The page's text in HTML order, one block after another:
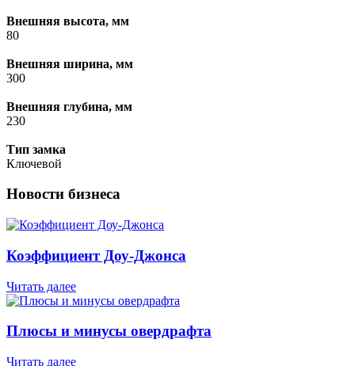
Внешняя высота, мм
80
Внешняя ширина, мм
300
Внешняя глубина, мм
230
Тип замка
Ключевой
Новости бизнеса
Коэффициент Доу-Джонса
Читать далее
Плюсы и минусы овердрафта
Читать далее